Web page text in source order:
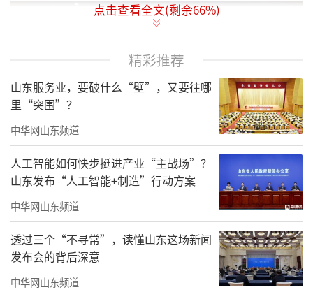
泰山夜间照明安全项目按照“保证基本照
明功能的合理照度，避免过度亮化形成光污
染”的要求，在红门至岱顶观日出区域敷设各
类电缆30000余米，安装各类灯具2800余个，
点击查看全文(剩余66%)
精彩推荐
山东服务业，要破什么“壁”，又要往哪
里“突围”？
中华网山东频道
人工智能如何快步挺进产业“主战场”？
山东发布“人工智能+制造”行动方案
中华网山东频道
透过三个“不寻常”，读懂山东这场新闻
发布会的背后深意
中华网山东频道